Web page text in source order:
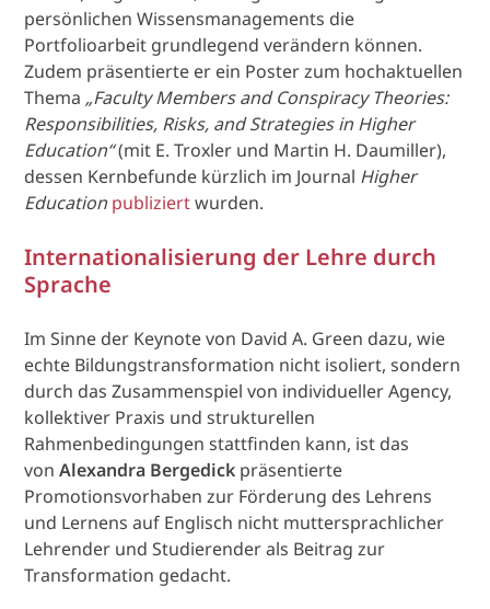
persönlichen Wissensmanagements die
Portfolioarbeit grundlegend verändern können.
Zudem präsentierte er ein Poster zum hochaktuellen
Thema „Faculty Members and Conspiracy Theories:
Responsibilities, Risks, and Strategies in Higher
Education“(mit E. Troxler und Martin H. Daumiller),
dessen Kernbefunde kürzlich im Journal Higher
Education publiziertwurden.
Internationalisierung der Lehre durch
Sprache
Im Sinne der Keynote von David A. Green dazu, wie
echte Bildungstransformation nicht isoliert, sondern
durch das Zusammenspiel von individueller Agency,
kollektiver Praxis und strukturellen
Rahmenbedingungen stattfinden kann, ist das
vonAlexandra Bergedick präsentierte
Promotionsvorhaben zur Förderung des Lehrens
und Lernens auf Englisch nicht muttersprachlicher
Lehrender und Studierender als Beitrag zur
Transformation gedacht.